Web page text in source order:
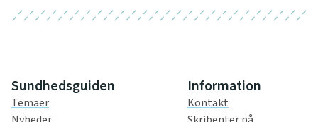
Sundhedsguiden
Temaer
Information
Kontakt